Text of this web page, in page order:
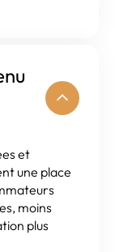
et
une place
moins
plus